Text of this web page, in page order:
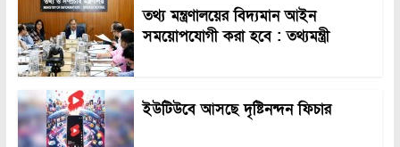
তথ্য মন্ত্রণালয়ের বিদ্যমান আইন
সময়োপযোগী করা হবে : তথ্যমন্ত্রী
ইউটিউবে আসছে দৃষ্টিনন্দন ফিচার